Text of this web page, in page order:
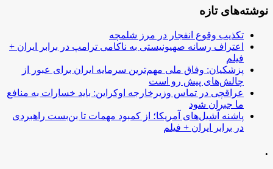
نوشته‌های تازه
تکذیب وقوع انفجار در مرز شلمچه
اعتراف رسانه صهیونیستی به ناکامی ترامپ در برابر ایران +
فیلم
پزشکیان: وفاق ملی مهم‌ترین سرمایه ایران برای عبور از
چالش‌های پیش رو است
عراقچی در تماس وزیرخارجه اوکراین: باید خسارات به منافع
ما جبران شود
پاشنه آشیل‌های آمریکا؛ از کمبود مهمات تا بن‌بست راهبردی
در برابر ایران + فیلم
.